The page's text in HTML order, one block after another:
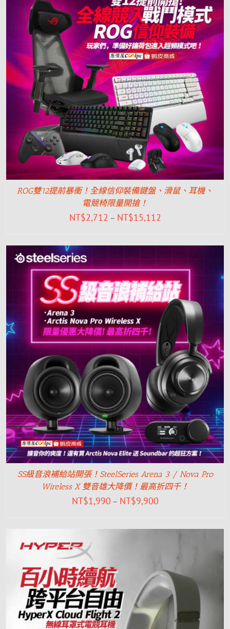
ROG雙12提前暴衝！全線信仰裝備鍵盤、滑鼠、耳機、
電競椅限量開搶！
NT$2,712 – NT$15,112
SS級音浪補給站開張！SteelSeries Arena 3 / Nova Pro
Wireless X 雙音雄大降價！最高折四千！
NT$1,990 – NT$9,900